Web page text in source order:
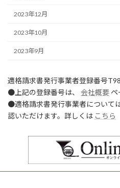
2023年12月
2023年10月
2023年9月
適格請求書発行事業者登録番号
●上記の登録番号は、 会社概要 ペ
●適格請求書発行事業者について
認いただけます。詳しくは こちら